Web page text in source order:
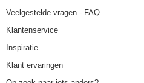
Veelgestelde vragen - FAQ
Klantenservice
Inspiratie
Klant ervaringen